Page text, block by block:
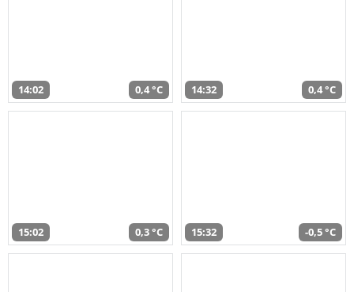
14:02 0,4 °C 14:32 0,4 °C
15:02 0,3 °C 15:32 -0,5 °C